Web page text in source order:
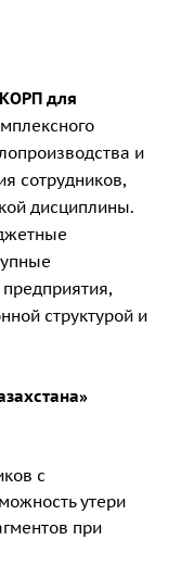
для
и
сотрудников,
дисциплины.
структурой и
с
утери
при